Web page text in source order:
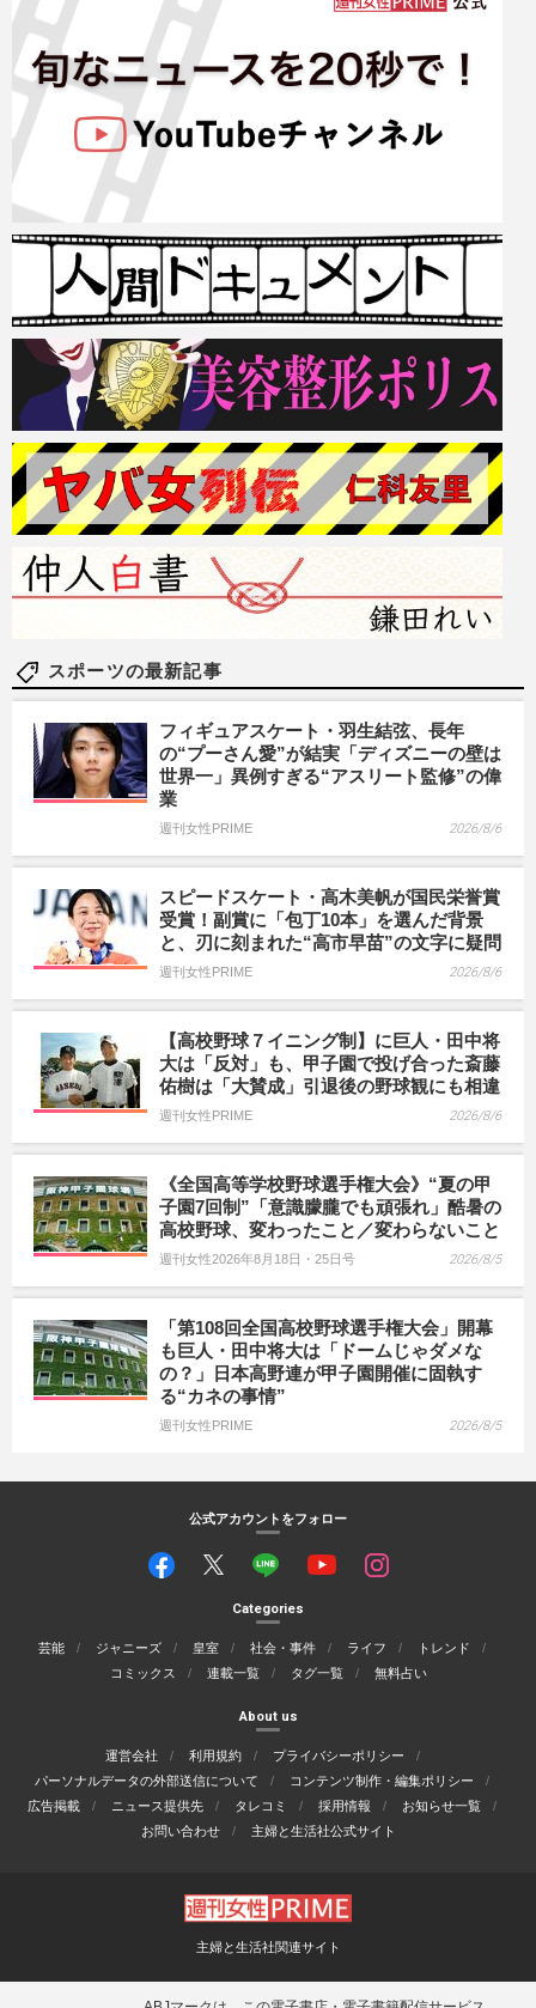
スポーツの最新記事
フィギュアスケート・羽生結弦、長年
の“プーさん愛”が結実「ディズニーの壁は
世界一」異例すぎる“アスリート監修”の偉
業
週刊女性PRIME 2026/8/6
スピードスケート・高木美帆が国民栄誉賞
受賞！副賞に「包丁10本」を選んだ背景
と、刃に刻まれた“高市早苗”の文字に疑問
週刊女性PRIME 2026/8/6
【高校野球７イニング制】に巨人・田中将
大は「反対」も、甲子園で投げ合った斎藤
佑樹は「大賛成」引退後の野球観にも相違
週刊女性PRIME 2026/8/6
《全国高等学校野球選手権大会》“夏の甲
子園7回制”「意識朦朧でも頑張れ」酷暑の
高校野球、変わったこと／変わらないこと
週刊女性2026年8月18日・25日号 2026/8/5
「第108回全国高校野球選手権大会」開幕
も巨人・田中将大は「ドームじゃダメな
の？」日本高野連が甲子園開催に固執す
る“カネの事情”
週刊女性PRIME 2026/8/5
公式アカウントをフォロー
Categories
芸能 ジャニーズ 皇室 社会・事件 ライフ
トレンド
コミックス
連載一覧 タグ一覧 無料占い
About us
運営会社 利用規約
プライバシーポリシー
パーソナルデータの外部送信について
コンテンツ制作・編集ポリシー
広告掲載
ニュース提供先 タレコミ 採用情報
お知らせ一覧
お問い合わせ
主婦と生活社公式サイト
主婦と生活社関連サイト